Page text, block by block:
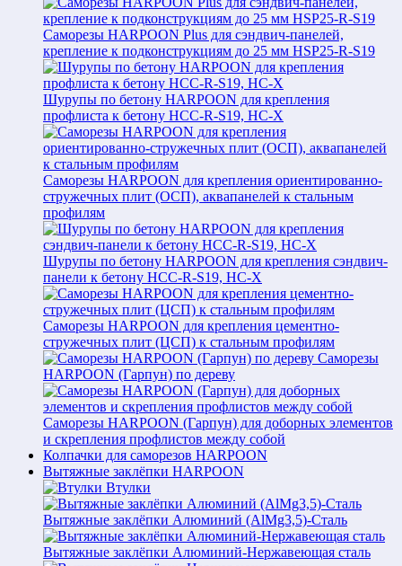
Саморезы HARPOON Plus для сэндвич-панелей,
крепление к подконструкциям до 25 мм HSP25-R-S19
Шурупы по бетону HARPOON для крепления
профлиста к бетону HCC-R-S19, HC-X
Саморезы HARPOON для крепления ориентированно-
стружечных плит (ОСП), аквапанелей к стальным
профилям
Шурупы по бетону HARPOON для крепления сэндвич-
панели к бетону HCC-R-S19, HC-X
Саморезы HARPOON для крепления цементно-
стружечных плит (ЦСП) к стальным профилям
Саморезы
HARPOON (Гарпун) по дереву
Саморезы HARPOON (Гарпун) для доборных элементов
и скрепления профлистов между собой
Колпачки для саморезов HARPOON
Вытяжные заклёпки HARPOON
Втулки
Вытяжные заклёпки Алюминий (AlMg3,5)-Сталь
Вытяжные заклёпки Алюминий-Нержавеющая сталь